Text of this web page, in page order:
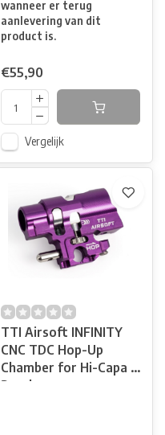
wanneer er terug
aanlevering van dit
product is.
€55,90
Vergelijk
TTI Airsoft INFINITY
CNC TDC Hop-Up
Chamber for Hi-Capa -
Purple